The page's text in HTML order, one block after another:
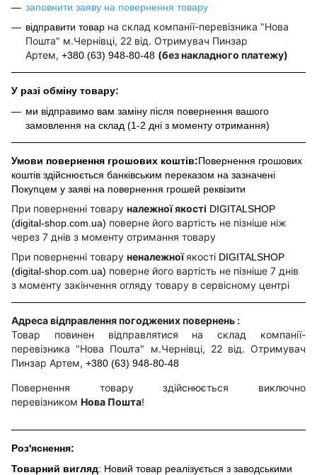
заповнити заяву на повернення товару
відправити товар на склад компанії-перевізника "Нова
Пошта" м.Чернівці, 22 від. Отримувач Пинзар
Артем, +380 (63) 948-80-48 (без накладного платежу)
У разі обміну товару:
ми відправимо вам заміну після повернення вашого
замовлення на склад (1-2 дні з моменту отримання)
Умови повернення грошових коштів:Повернення грошових
коштів здійснюється банківським переказом на зазначені
Покупцем у заяві на повернення грошей реквізити
При поверненні товару належної якості DIGITALSHOP
(digital-shop.com.ua) поверне його вартість не пізніше ніж
через 7 днів з моменту отримання товару
При поверненні товару неналежноїякості DIGITALSHOP
(digital-shop.com.ua) поверне його вартість не пізніше 7 днів
з моменту закінчення огляду товару в сервісному центрі
Адреса відправлення погоджених повернень :
Товар повинен відправлятися на склад компанії-
перевізника "Нова Пошта" м.Чернівці, 22 від. Отримувач
Пинзар Артем, +380 (63) 948-80-48
Повернення товару здійснюється виключно
перевізником Нова Пошта!
Роз'яснення:
Товарний вигляд: Новий товар реалізується з заводськими